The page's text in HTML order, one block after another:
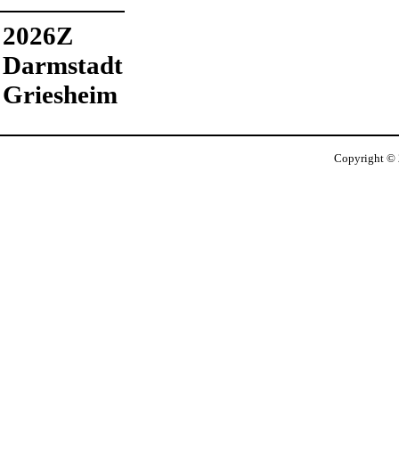
2026Z
Darmstadt
Griesheim
Copyright ©